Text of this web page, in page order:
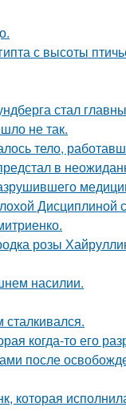
с высоты
стал
не так.
тело,
в
Дисциплиной
розы
насилии.
когда-то его
после
которая